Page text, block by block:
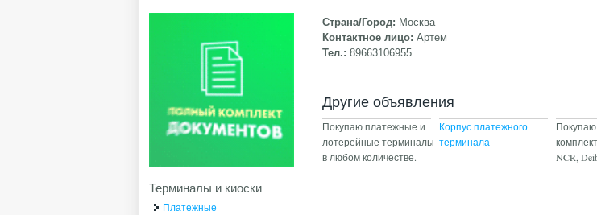
Страна/Город: Москва
Контактное лицо:Артем
Тел.:89663106955
Другие объявления
Покупаю платежные и
лотерейные терминалы
в любом количестве.
Корпус платежного
терминала
NCR,
Терминалы и киоски
Платежные